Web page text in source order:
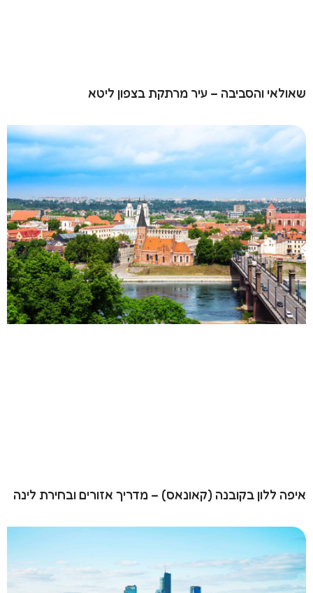
והסביבה – עיר מרתקת בצפון ליטא
ללון בקובנה (קאונאס) – מדריך אזורים ובחירת לינה